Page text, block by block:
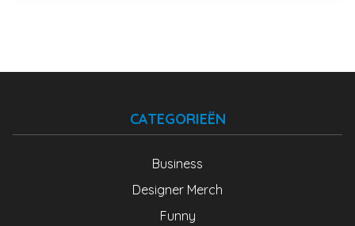
CATEGORIEËN
Business
Designer Merch
Funny